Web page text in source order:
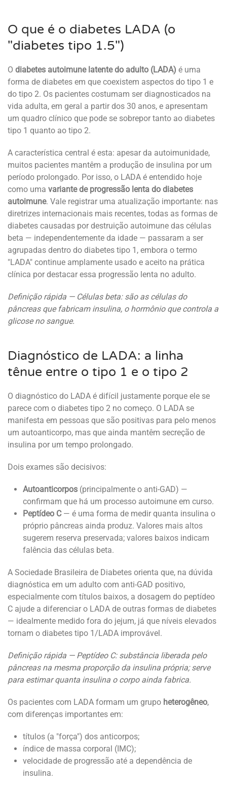
O que é o diabetes LADA (o
"diabetes tipo 1.5")
O diabetes autoimune latente do adulto (LADA) é uma
forma de diabetes em que coexistem aspectos do tipo 1 e
do tipo 2. Os pacientes costumam ser diagnosticados na
vida adulta, em geral a partir dos 30 anos, e apresentam
um quadro clínico que pode se sobrepor tanto ao diabetes
tipo 1 quanto ao tipo 2.
A característica central é esta: apesar da autoimunidade,
muitos pacientes mantêm a produção de insulina por um
período prolongado. Por isso, o LADA é entendido hoje
como uma variante de progressão lenta do diabetes
autoimune. Vale registrar uma atualização importante: nas
diretrizes internacionais mais recentes, todas as formas de
diabetes causadas por destruição autoimune das células
beta — independentemente da idade — passaram a ser
agrupadas dentro do diabetes tipo 1, embora o termo
"LADA" continue amplamente usado e aceito na prática
clínica por destacar essa progressão lenta no adulto.
Definição rápida — Células beta: são as células do
pâncreas que fabricam insulina, o hormônio que controla a
glicose no sangue.
Diagnóstico de LADA: a linha
tênue entre o tipo 1 e o tipo 2
O diagnóstico do LADA é difícil justamente porque ele se
parece com o diabetes tipo 2 no começo. O LADA se
manifesta em pessoas que são positivas para pelo menos
um autoanticorpo, mas que ainda mantêm secreção de
insulina por um tempo prolongado.
Dois exames são decisivos:
Autoanticorpos (principalmente o anti-GAD) —
confirmam que há um processo autoimune em curso.
Peptídeo C— é uma forma de medir quanta insulina o
próprio pâncreas ainda produz. Valores mais altos
sugerem reserva preservada; valores baixos indicam
falência das células beta.
A Sociedade Brasileira de Diabetes orienta que, na dúvida
diagnóstica em um adulto com anti-GAD positivo,
especialmente com títulos baixos, a dosagem do peptídeo
C ajude a diferenciar o LADA de outras formas de diabetes
— idealmente medido fora do jejum, já que níveis elevados
tornam o diabetes tipo 1/LADA improvável.
Definição rápida — Peptídeo C: substância liberada pelo
pâncreas na mesma proporção da insulina própria; serve
para estimar quanta insulina o corpo ainda fabrica.
Os pacientes com LADA formam um grupo heterogêneo,
com diferenças importantes em:
títulos (a "força") dos anticorpos;
índice de massa corporal (IMC);
velocidade de progressão até a dependência de
insulina.